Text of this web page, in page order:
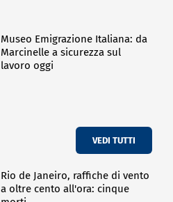
Museo Emigrazione Italiana: da
Marcinelle a sicurezza sul
lavoro oggi
VEDI TUTTI
Rio de Janeiro, raffiche di vento
a oltre cento all'ora: cinque